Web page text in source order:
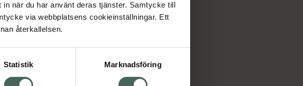
när du har använt deras tjänster. Samtycke till
via webbplatsens cookieinställningar. Ett
återkallelsen.
Statistik Marknadsföring
EKO, 185 kr.
473 ml
Pris online
Bragg Äppelcidervinäger EKO, 113 kr.